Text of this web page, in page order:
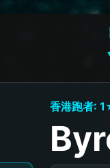
香港跑者: